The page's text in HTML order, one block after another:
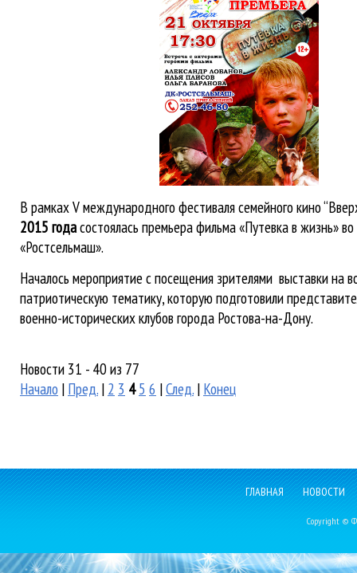
В рамках V международного фестиваля семейного кино
2015 годасостоялась премьера фильма «Путевка в жизнь»
«Ростсельмаш».
Началось мероприятие с посещения зрителями выставки на
патриотическую тематику, которую подготовили
военно-исторических клубов города Ростова-на-Дону.
Новости 31 - 40 из 77
Начало | Пред. | 2 3 4 5 6 |След. | Конец
ГЛАВНАЯ НОВОСТИ
Copyright ©